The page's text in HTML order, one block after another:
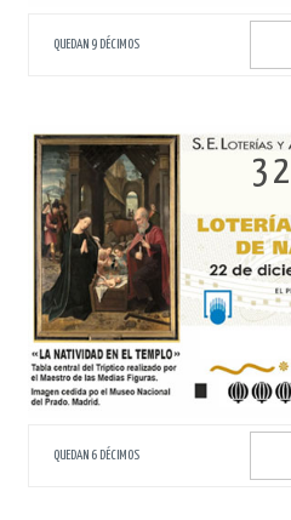
QUEDAN 9 DÉCIMOS
QUEDAN 6 DÉCIMOS